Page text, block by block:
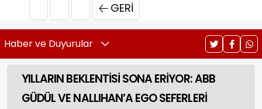
GERI
Haber ve Duyurular
YILLARIN BEKLENTİSİ SONA ERİYOR: ABB
GÜDÜL VE NALLIHAN’A EGO SEFERLERİ